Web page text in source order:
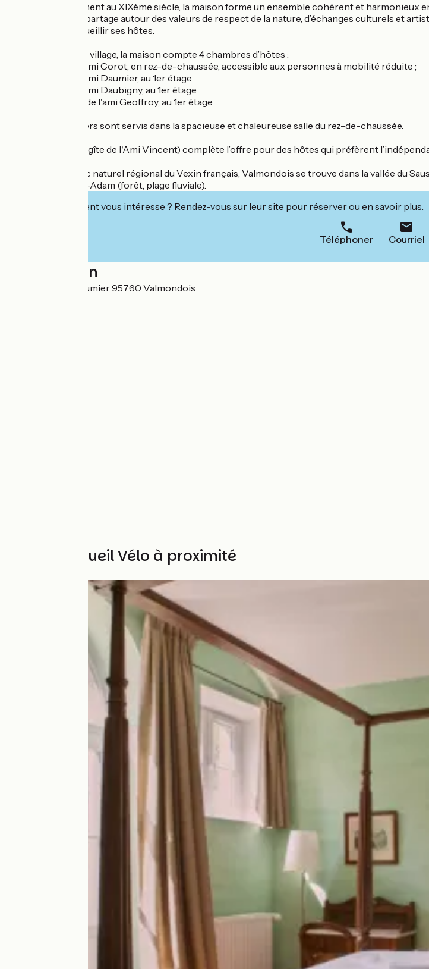
Bâtie essentiellement au XIXème siècle, la maison forme un ensemble cohérent et harmonieux
d’ouverture et de partage autour des valeurs de respect de la nature, d’échanges culturels et
en 2016 pour accueillir ses hôtes.
Située au cœur du village, la maison compte 4 chambres d’hôtes :
- la chambre de l'ami Corot, en rez-de-chaussée, accessible aux personnes à mobilité réduite ;
- la chambre de l'ami Daumier, au 1er étage
- la chambre de l'ami Daubigny, au 1er étage
- la suite familiale de l'ami Geoffroy, au 1er étage
Les petits déjeuners sont servis dans la spacieuse et chaleureuse salle du rez-de-chaussée.
Un gîte-studio (le gîte de l'Ami Vincent) complète l’offre pour des hôtes qui préfèrent
Commune du Parc naturel régional du Vexin français, Valmondois se trouve dans la vallée du
château...) et L'Isle-Adam (forêt, plage fluviale).
Cet établissement vous intéresse ? Rendez-vous sur leur site pour réserver ou en savoir plus.
Téléphoner Courriel
Localisation
Place Honoré Daumier 95760 Valmondois
Autres Accueil Vélo à proximité